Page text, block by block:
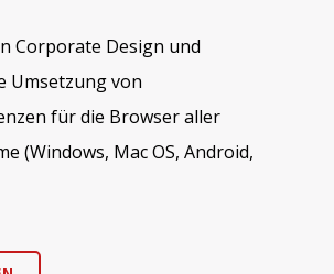
Corporate Design und
Umsetzung von
für die Browser aller
(Windows, Mac OS, Android,